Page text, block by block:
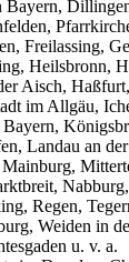
Bayern,
Freilassing,
Heilsbronn,
Aisch,
im Allgäu,
Landau an
Regen,
Weiden in
u. v. a.